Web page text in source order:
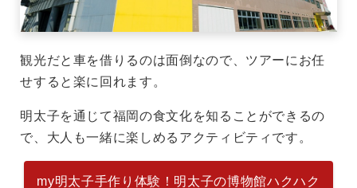
観光だと車を借りるのは面倒なので、ツアーにお任
せすると楽に回れます。
明太子を通じて福岡の食文化を知ることができるの
で、大人も一緒に楽しめるアクティビティです。
my明太子手作り体験！明太子の博物館ハクハク